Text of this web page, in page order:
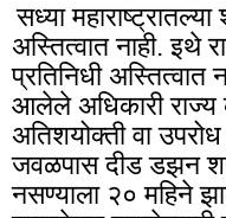
सध्या
अस्तित्वात नाही. इथे
प्रतिनिधी अस्तित्वात
आलेले अधिकारी
अतिशयोक्ती वा
जवळपास दीड डझन
नसण्याला २० महिने